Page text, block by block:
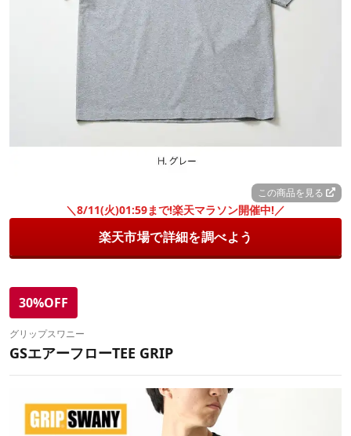
この商品を見る
＼8/11(火)01:59まで!楽天マラソン開催中!／
楽天市場で詳細を調べよう
30%OFF
グリップスワニー
GSエアーフローTEE GRIP